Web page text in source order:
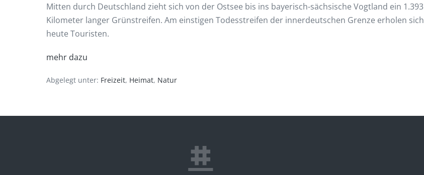
Mitten durch Deutschland zieht sich von der Ostsee bis ins bayerisch-sächsische Vogtland ein 1.393
Kilometer langer Grünstreifen. Am einstigen Todesstreifen der innerdeutschen Grenze erholen sich
heute Touristen.
mehr dazu
Abgelegt unter: Freizeit, Heimat, Natur